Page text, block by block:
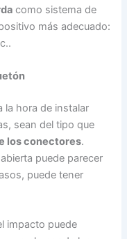
como sistema de
más adecuado:
la hora de instalar
sean del tipo que
los conectores.
puede parecer
puede tener
impacto puede